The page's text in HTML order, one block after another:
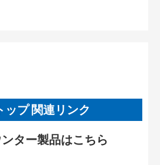
ップ 関連リンク
ター製品はこちら